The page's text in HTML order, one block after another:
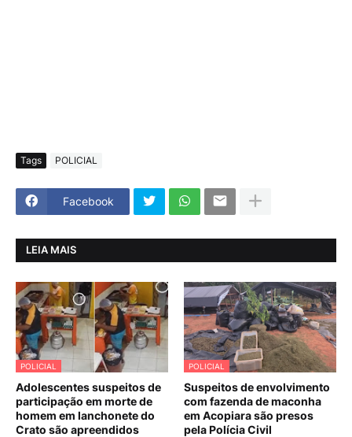
Tags POLICIAL
Facebook
LEIA MAIS
POLICIAL
Adolescentes suspeitos de
participação em morte de
homem em lanchonete do
Crato são apreendidos
POLICIAL
Suspeitos de envolvimento
com fazenda de maconha
em Acopiara são presos
pela Polícia Civil